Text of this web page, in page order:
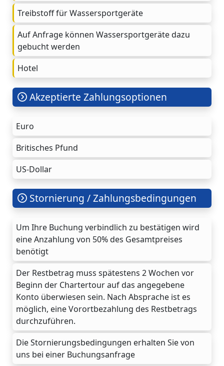
Treibstoff für Wassersportgeräte
Auf Anfrage können Wassersportgeräte dazu
gebucht werden
Hotel
Akzeptierte Zahlungsoptionen
Euro
Britisches Pfund
US-Dollar
Stornierung / Zahlungsbedingungen
Um Ihre Buchung verbindlich zu bestätigen wird
eine Anzahlung von 50% des Gesamtpreises
benötigt
Der Restbetrag muss spätestens 2 Wochen vor
Beginn der Chartertour auf das angegebene
Konto überwiesen sein. Nach Absprache ist es
möglich, eine Vorortbezahlung des Restbetrags
durchzuführen.
Die Stornierungsbedingungen erhalten Sie von
uns bei einer Buchungsanfrage